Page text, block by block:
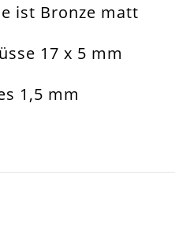
ist Bronze matt
17 x 5 mm
1,5 mm